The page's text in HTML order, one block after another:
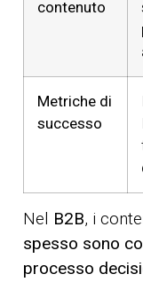
contenuto
Metriche di
successo
Nel B2B, i
spesso sono
processo